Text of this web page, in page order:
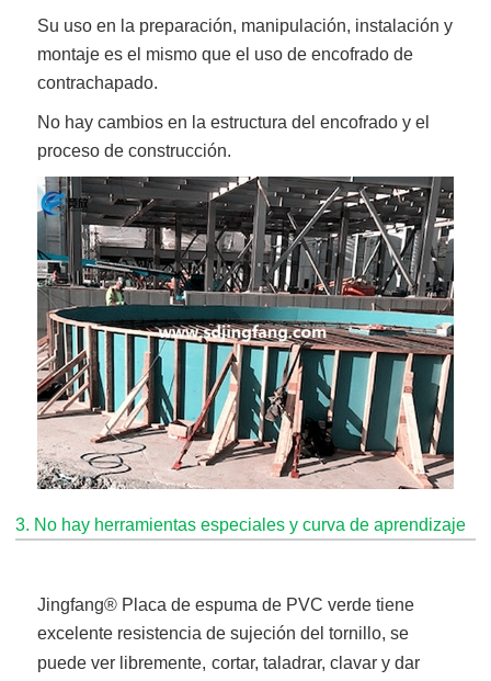
Su uso en la preparación, manipulación, instalación y
montaje es el mismo que el uso de encofrado de
contrachapado.
No hay cambios en la estructura del encofrado y el
proceso de construcción.
3. No hay herramientas especiales y curva de aprendizaje
Jingfang® Placa de espuma de PVC verde tiene
excelente resistencia de sujeción del tornillo, se
puede ver libremente, cortar, taladrar, clavar y dar